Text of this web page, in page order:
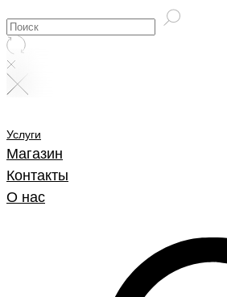
Услуги
Магазин
Контакты
О нас